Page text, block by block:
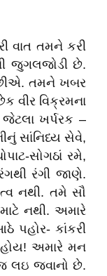
વાત તમને કરી
જુગલજોડી છે.
તમને ખબર
વીર વિક્રમના
ખર્પરક –
સાંનિધ્ય સેવે,
સોગઠાં રમે,
રંગી જાણે.
નથી. તમે સૌ
નથી. અમારે
પહોર- કાંકરી
હોય! અમારે મન
લઇ જવાનો છે.